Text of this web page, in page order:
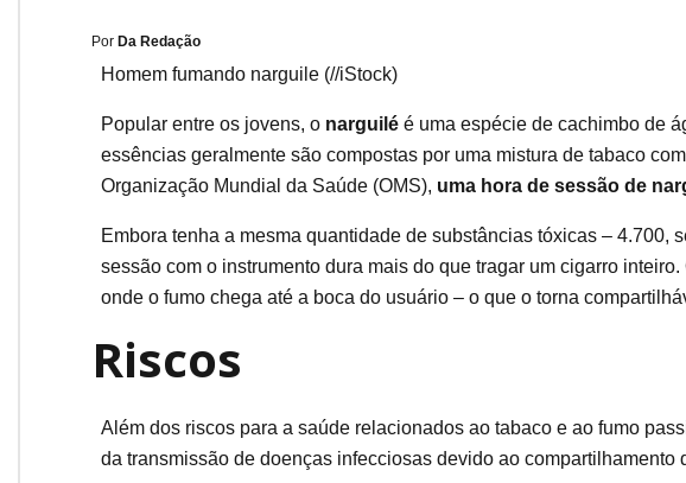
Por Da Redação
Homem fumando narguile (//iStock)
Popular entre os jovens, o narguilé é uma espécie de cachimbo de
essências geralmente são compostas por uma mistura de tabaco
Organização Mundial da Saúde (OMS), uma hora de sessão de
Embora tenha a mesma quantidade de substâncias tóxicas – 4.700,
sessão com o instrumento dura mais do que tragar um cigarro inteiro.
onde o fumo chega até a boca do usuário – o que o torna
Riscos
Além dos riscos para a saúde relacionados ao tabaco e ao fumo
da transmissão de doenças infecciosas devido ao compartilhamento